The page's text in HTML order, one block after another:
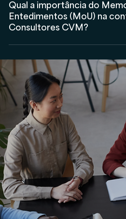
Consultor CVM
Qual a importância do
Entedimentos (MoU) na
Consultores CVM?